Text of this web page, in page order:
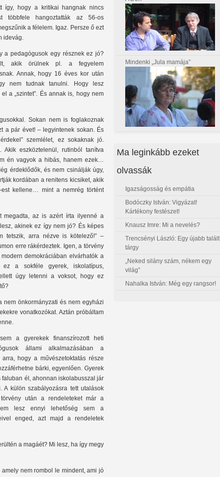
így, hogy a kritikai hangnak nincs
többfele hangoztatták az 56-os
a félelem. Igaz. Persze ő ezt
idevág.
a pedagógusok egy résznek ez jó?
akik örülnek pl. a fegyelem
Annak, hogy 16 éves kor után
nem tudnak tanulni. Hogy lesz
a „szintet”. És annak is, hogy nem
Sokan nem is foglakoznak
a pár évet! – legyintenek sokan. És
szemlélet, ez sokaknak jó.
eszköztelenül, rutinból tanítva
én vagyok a hibás, hanem ezek…
érdeklődők, és nem csinálják úgy,
kordában a renitens kicsiket, akik
kellene… mint a nemrég történt
megadta, az is azért írta ilyenné a
akinek ez így nem jó? És képes
tetszik, arra nézve is kötelező!” –
erre rákérdeztek. Igen, a törvény
demokráciában elvárhatók a
ez a sokféle gyerek, iskolatípus,
úgy letenni a voksot, hogy ez
önkormányzati és nem egyházi
vonatkozókat. Aztán próbáltam
a gyerekek finanszírozott heti
állami alkalmazásában a
hogy a művészetoktatás része
bárki, egyenlően. Gyerek
faluban él, ahonnan iskolabusszal jár
külön szabályozásra tett utalások
után a rendeleteket már a
lesz ennyi lehetőség sem a
enged, azt majd a rendeletek
a magáét? Mi lesz, ha így megy
nem rombol le mindent, ami jó
Mindenki „Jula mamája”
Ma leginkább ezeket
olvassák
Igazságosság és empátia
Bodóczky István: Vigyázat!
Kártékony festészet!
Knausz Imre: Mi a nevelés?
Trencsényi László: Egy újabb talált
tárgy
„Neked silány szám, nékem egy
világ”
Nahalka István: Még egy rangsor!